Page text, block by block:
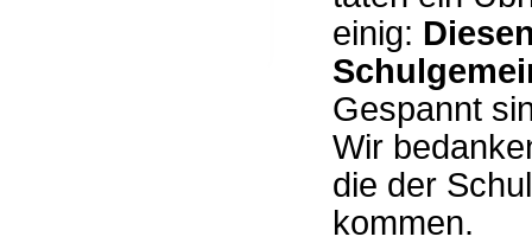
einig:
Gespannt
Wir
die der
kommen.